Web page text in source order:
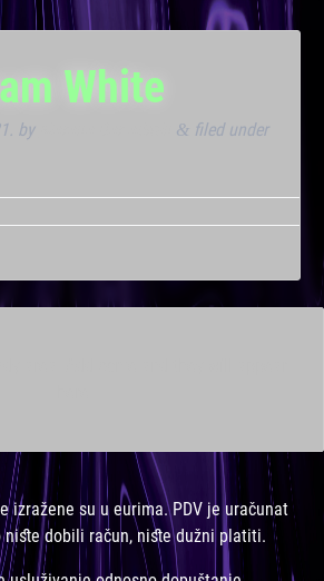
White
by & filed under
izražene su u eurima. PDV je uračunat
niste dobili račun, niste dužni platiti.